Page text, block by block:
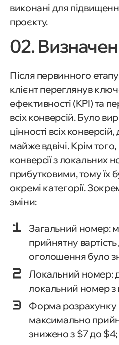
виконані для
проєкту.
02.
Після первинного
клієнт переглянув
ефективності (KPI) та
всіх конверсій. Було
цінності всіх
майже вдвічі. Крім
конверсії з локальних
прибутковими, тому їх
окремі категорії.
зміни:
Загальний номер:
прийнятну вартість
оголошення було
Локальний номер:
локальний номер з
Форма розрахунку
максимально
знижено з $7 до $4;